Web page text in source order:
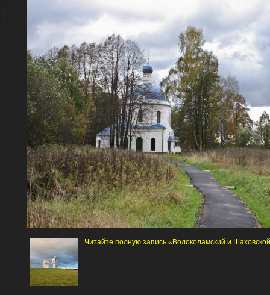
Читайте полную запись «Волоколамский и